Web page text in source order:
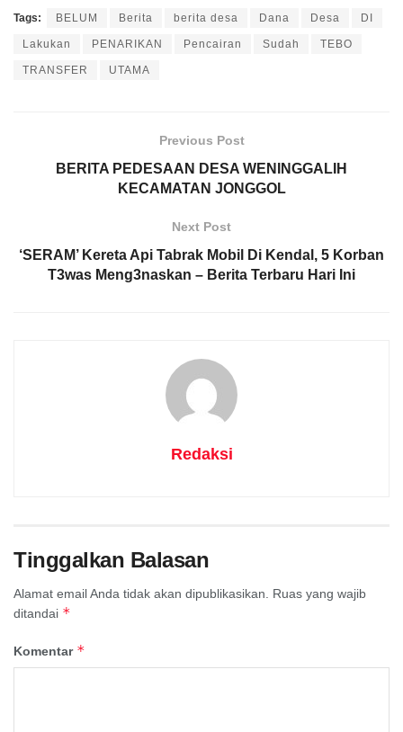
Tags: BELUM Berita berita desa Dana Desa DI
Lakukan PENARIKAN Pencairan Sudah TEBO
TRANSFER UTAMA
Previous Post
BERITA PEDESAAN DESA WENINGGALIH
KECAMATAN JONGGOL
Next Post
‘SERAM’ Kereta Api Tabrak Mobil Di Kendal, 5 Korban
T3was Meng3naskan – Berita Terbaru Hari Ini
Redaksi
Tinggalkan Balasan
Alamat email Anda tidak akan dipublikasikan. Ruas yang wajib
ditandai *
Komentar *